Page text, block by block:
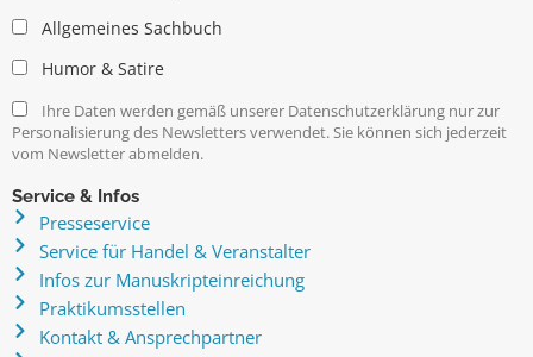
Allgemeines Sachbuch
Humor & Satire
Ihre Daten werden gemäß unserer Datenschutzerklärung nur zur
Personalisierung des Newsletters verwendet. Sie können sich jederzeit
vom Newsletter abmelden.
Service & Infos
Presseservice
Service für Handel & Veranstalter
Infos zur Manuskripteinreichung
Praktikumsstellen
Kontakt & Ansprechpartner